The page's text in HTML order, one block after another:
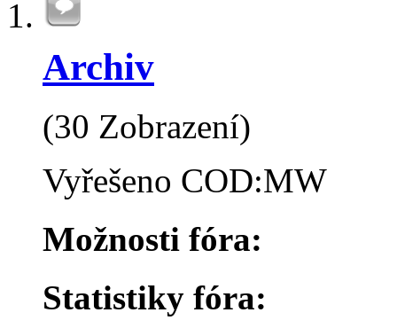
Archiv
(30 Zobrazení)
Vyřešeno COD:MW
Možnosti fóra:
Statistiky fóra: